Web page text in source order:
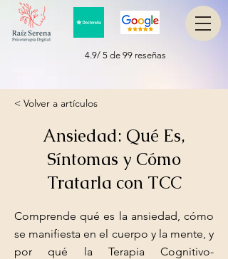
4.9/ 5 de 99 reseñas
< Volver a artículos
Ansiedad: Qué Es,
Síntomas y Cómo
Tratarla con TCC
Comprende qué es la ansiedad, cómo
se manifiesta en el cuerpo y la mente, y
por qué la Terapia Cognitivo-